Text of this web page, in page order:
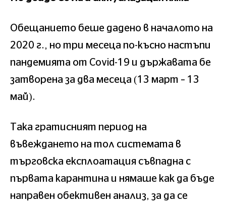
Обещанието беше дадено в началото на
2020 г., но три месеца по-късно настъпи
пандемията от Covid-19 и държавата бе
затворена за два месеца (13 март – 13
май).
Така гратисният период на
въвеждането на тол системата в
търговска експлоатация съвпадна с
първата карантина и нямаше как да бъде
направен обективен анализ, за да се